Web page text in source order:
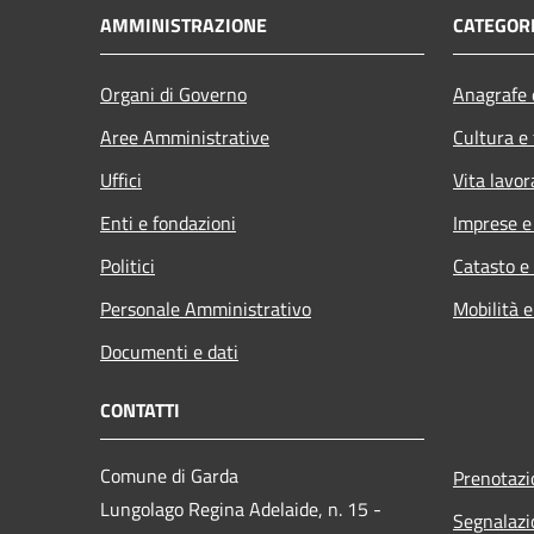
AMMINISTRAZIONE
Organi di Governo
Aree Amministrative
Uffici
Enti e fondazioni
Politici
Personale Amministrativo
Documenti e dati
Cultura
Vita
Imprese
Catasto
Mobilità
CONTATTI
Comune di Garda
Lungolago Regina Adelaide, n. 15 -